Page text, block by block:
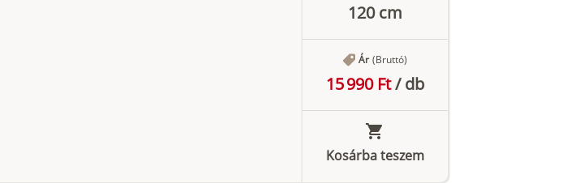
120 cm
Ár (Bruttó)
15 990 Ft/db
Kosárba teszem